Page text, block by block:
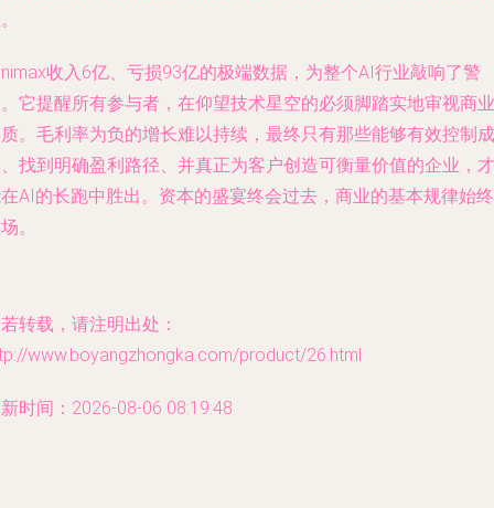
收入6亿、亏损93亿的极端数据，为整个AI行业敲响了警
它提醒所有参与者，在仰望技术星空的必须脚踏实地审视商业
。毛利率为负的增长难以持续，最终只有那些能够有效控制成
找到明确盈利路径、并真正为客户创造可衡量价值的企业，才
AI的长跑中胜出。资本的盛宴终会过去，商业的基本规律始终
。
转载，请注明出处：
www.boyangzhongka.com/product/26.html
时间：2026-08-06 08:19:48